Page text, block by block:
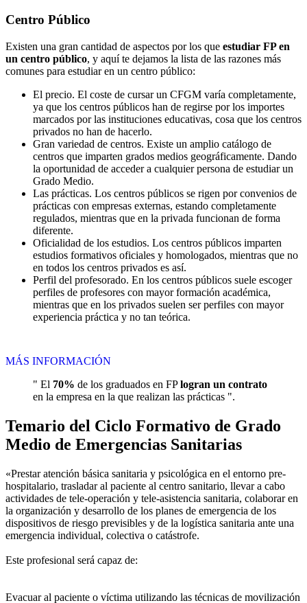
Centro Público
Existen una gran cantidad de aspectos por los que estudiar FP en
un centro público, y aquí te dejamos la lista de las razones más
comunes para estudiar en un centro público:
El precio. El coste de cursar un CFGM varía completamente,
ya que los centros públicos han de regirse por los importes
marcados por las instituciones educativas, cosa que los centros
privados no han de hacerlo.
Gran variedad de centros. Existe un amplio catálogo de
centros que imparten grados medios geográficamente. Dando
la oportunidad de acceder a cualquier persona de estudiar un
Grado Medio.
Las prácticas. Los centros públicos se rigen por convenios de
prácticas con empresas externas, estando completamente
regulados, mientras que en la privada funcionan de forma
diferente.
Oficialidad de los estudios. Los centros públicos imparten
estudios formativos oficiales y homologados, mientras que no
en todos los centros privados es así.
Perfil del profesorado. En los centros públicos suele escoger
perfiles de profesores con mayor formación académica,
mientras que en los privados suelen ser perfiles con mayor
experiencia práctica y no tan teórica.
MÁS INFORMACIÓN
" El 70% de los graduados en FPlogran un contrato
en la empresa en la que realizan las prácticas ".
Temario del Ciclo Formativo de Grado
Medio de Emergencias Sanitarias
«Prestar atención básica sanitaria y psicológica en el entorno pre-
hospitalario, trasladar al paciente al centro sanitario, llevar a cabo
actividades de tele-operación y tele-asistencia sanitaria, colaborar en
la organización y desarrollo de los planes de emergencia de los
dispositivos de riesgo previsibles y de la logística sanitaria ante una
emergencia individual, colectiva o catástrofe.
Este profesional será capaz de:
Evacuar al paciente o víctima utilizando las técnicas de movilización